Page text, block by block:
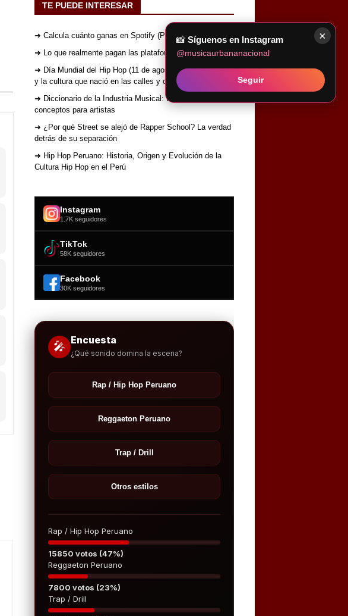
TE PUEDE INTERESAR
➜ Calcula cuánto ganas en Spotify (Perú)
➜ Lo que realmente pagan las plataformas de música
➜ Día Mundial del Hip Hop (11 de agosto): Historia, origen
y la cultura que nació en las calles y conquistó el mundo
➜ Diccionario de la Industria Musical: términos y
conceptos para artistas
➜ ¿Por qué Street se alejó de Rapper School? La verdad
detrás de su separación
➜ Hip Hop Peruano: Historia, Origen y Evolución de la
Cultura Hip Hop en el Perú
Instagram
1.7K seguidores
TikTok
58K seguidores
Facebook
30K seguidores
🎤 Encuesta
¿Qué sonido domina la escena?
Rap / Hip Hop Peruano
Reggaeton Peruano
Trap / Drill
Otros estilos
Rap / Hip Hop Peruano
15850 votos (47%)
Reggaeton Peruano
7800 votos (23%)
Trap / Drill
×
📸 Síguenos en Instagram
@musicaurbananacional
Seguir